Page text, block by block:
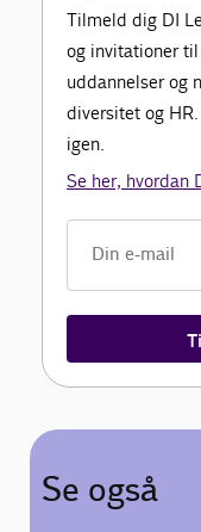
Tilmeld dig DI
og invitationer
uddannelser og
diversitet og
igen.
Se her, hvordan
Se også